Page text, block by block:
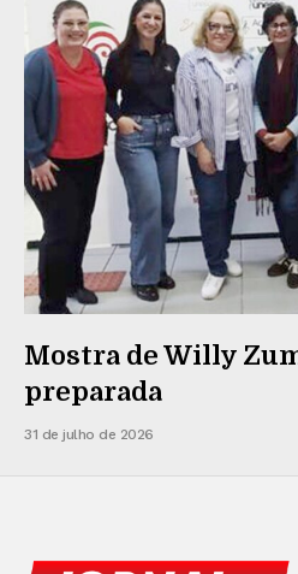
Mostra de Willy
preparada
31 de julho de 2026